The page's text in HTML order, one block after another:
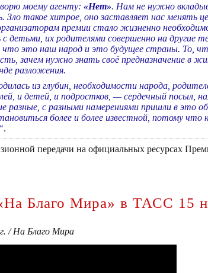
моему агенту: «Нет». Нам не нужно
Зло такое хитрое, оно заставляет нас менять
премии стало жизненно
с детьми, их родителями совершенно на
это наш народ и это будущее страны. То,
зачем нужно знать своё предназначение в
разложения.
из глубин, необходимости народа,
и детей, и подростков, — сердечный посыл,
с разными намерениями пришли в это
более и более известной, потому что
.
передачи на официальных ресурсах
Благо Мира» в ТАСС 15
/ На Благо Мира